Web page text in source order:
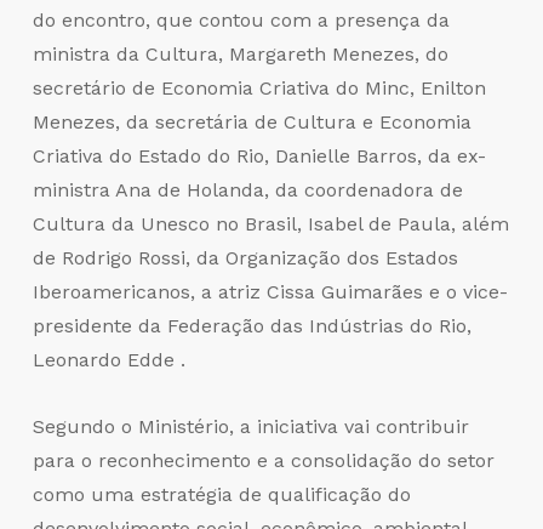
do encontro, que contou com a presença da
ministra da Cultura, Margareth Menezes, do
secretário de Economia Criativa do Minc, Enilton
Menezes, da secretária de Cultura e Economia
Criativa do Estado do Rio, Danielle Barros, da ex-
ministra Ana de Holanda, da coordenadora de
Cultura da Unesco no Brasil, Isabel de Paula, além
de Rodrigo Rossi, da Organização dos Estados
Iberoamericanos, a atriz Cissa Guimarães e o vice-
presidente da Federação das Indústrias do Rio,
Leonardo Edde .
Segundo o Ministério, a iniciativa vai contribuir
para o reconhecimento e a consolidação do setor
como uma estratégia de qualificação do